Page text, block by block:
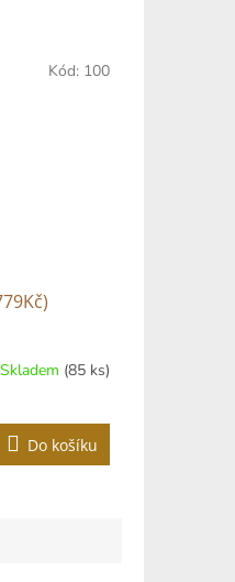
Skladem (85 ks)
Do košíku
Kód: 100